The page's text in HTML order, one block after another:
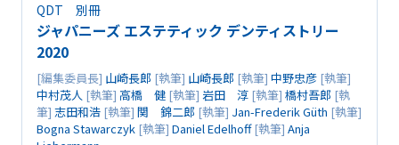
QDT 別冊
ジャパニーズ エステティック デンティストリー
2020
[編集委員長] 山崎長郎 [執筆] 山崎長郎 [執筆] 中野忠彦 [執筆]
中村茂人 [執筆] 高橋 健 [執筆] 岩田 淳 [執筆] 橋村吾郎 [執
筆] 志田和浩 [執筆] 関 錦二郎 [執筆] Jan-Frederik Güth [執筆]
Bogna Stawarczyk [執筆] Daniel Edelhoff[執筆] Anja